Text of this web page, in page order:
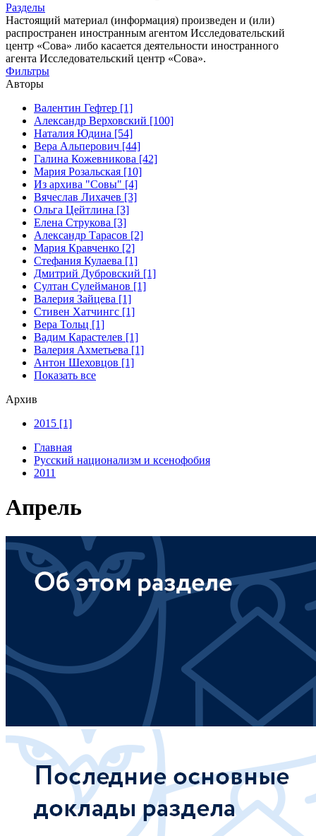
Разделы
Настоящий материал (информация) произведен и (или)
распространен иностранным агентом Исследовательский
центр «Сова» либо касается деятельности иностранного
агента Исследовательский центр «Сова».
Фильтры
Авторы
Валентин Гефтер [1]
Александр Верховский [100]
Наталия Юдина [54]
Вера Альперович [44]
Галина Кожевникова [42]
Мария Розальская [10]
Из архива "Совы" [4]
Вячеслав Лихачев [3]
Ольга Цейтлина [3]
Елена Струкова [3]
Александр Тарасов [2]
Мария Кравченко [2]
Стефания Кулаева [1]
Дмитрий Дубровский [1]
Султан Сулейманов [1]
Валерия Зайцева [1]
Стивен Хатчингс [1]
Верa Тольц [1]
Вадим Карастелев [1]
Валерия Ахметьева [1]
Антон Шеховцов [1]
Показать все
Архив
2015 [1]
Главная
Русский национализм и ксенофобия
2011
Апрель